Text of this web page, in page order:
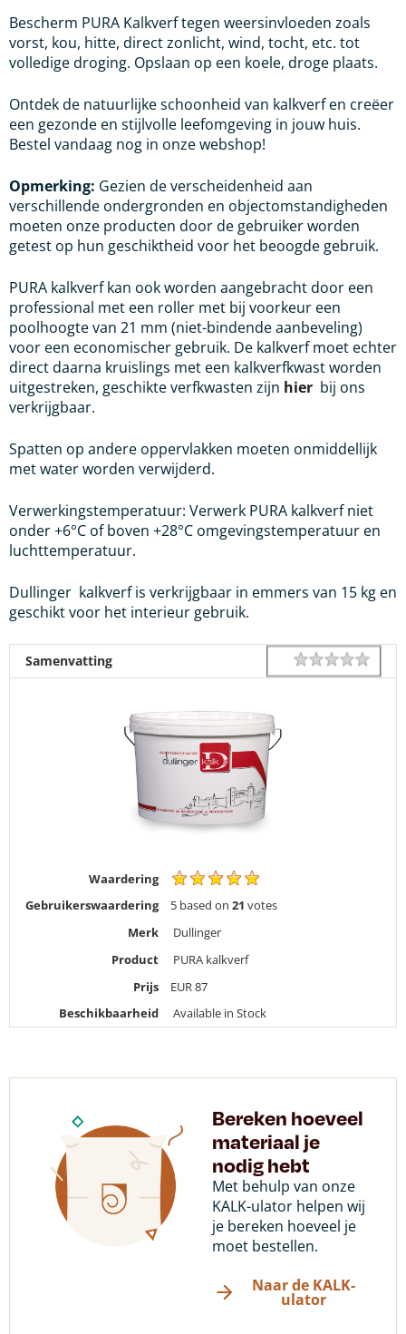
Bescherm PURA Kalkverf tegen weersinvloeden zoals
vorst, kou, hitte, direct zonlicht, wind, tocht, etc. tot
volledige droging. Opslaan op een koele, droge plaats.
Ontdek de natuurlijke schoonheid van kalkverf en creëer
een gezonde en stijlvolle leefomgeving in jouw huis.
Bestel vandaag nog in onze webshop!
Opmerking: Gezien de verscheidenheid aan
verschillende ondergronden en objectomstandigheden
moeten onze producten door de gebruiker worden
getest op hun geschiktheid voor het beoogde gebruik.
PURA kalkverf kan ook worden aangebracht door een
professional met een roller met bij voorkeur een
poolhoogte van 21 mm (niet-bindende aanbeveling)
voor een economischer gebruik. De kalkverf moet echter
direct daarna kruislings met een kalkverfkwast worden
uitgestreken, geschikte verfkwasten zijn hier bij ons
verkrijgbaar.
Spatten op andere oppervlakken moeten onmiddellijk
met water worden verwijderd.
Verwerkingstemperatuur: Verwerk PURA kalkverf niet
onder +6°C of boven +28°C omgevingstemperatuur en
luchttemperatuur.
Dullinger kalkverf is verkrijgbaar in emmers van 15 kg en
geschikt voor het interieur gebruik.
Samenvatting Rating 1 star
2
3
4
5
Waardering
Gebruikerswaardering
5based on 21 votes
Merk
Dullinger
Product
PURA kalkverf
Prijs
EUR87
Beschikbaarheid
Available in Stock
Bereken hoeveel
materiaal je
nodig hebt
Met behulp van onze
KALK-ulator helpen wij
je bereken hoeveel je
moet bestellen.
Naar de KALK-
ulator